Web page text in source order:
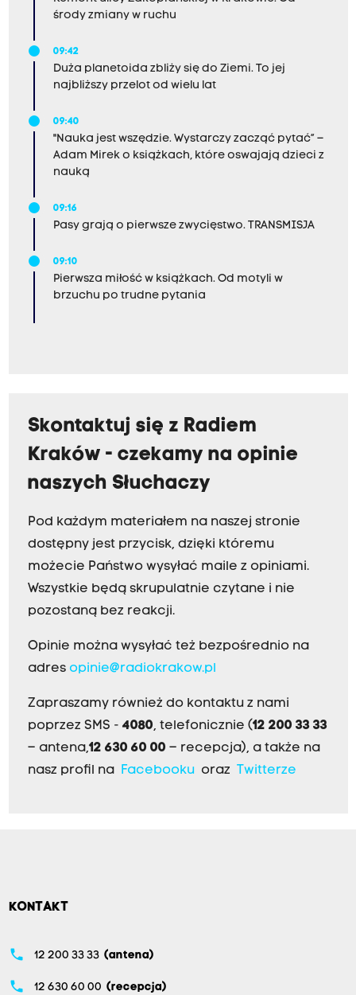
środy zmiany w ruchu
09:42
Duża planetoida zbliży się do Ziemi. To jej
najbliższy przelot od wielu lat
09:40
"Nauka jest wszędzie. Wystarczy zacząć pytać” –
Adam Mirek o książkach, które oswajają dzieci z
nauką
09:16
Pasy grają o pierwsze zwycięstwo. TRANSMISJA
09:10
Pierwsza miłość w książkach. Od motyli w
brzuchu po trudne pytania
Skontaktuj się z Radiem
Kraków - czekamy na opinie
naszych Słuchaczy
Pod każdym materiałem na naszej stronie
dostępny jest przycisk, dzięki któremu
możecie Państwo wysyłać maile z opiniami.
Wszystkie będą skrupulatnie czytane i nie
pozostaną bez reakcji.
Opinie można wysyłać też bezpośrednio na
adres opinie@radiokrakow.pl
Zapraszamy również do kontaktu z nami
poprzez SMS - 4080, telefonicznie (12 200 33 33
– antena,12 630 60 00 – recepcja), a także na
nasz profil na Facebookuoraz Twitterze
KONTAKT
phone 12 200 33 33 (antena)
phone 12 630 60 00 (recepcja)